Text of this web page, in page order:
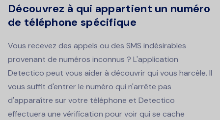
Découvrez à qui appartient un numéro
de téléphone spécifique
Vous recevez des appels ou des SMS indésirables
provenant de numéros inconnus ? L'application
Detectico peut vous aider à découvrir qui vous harcèle. Il
vous suffit d'entrer le numéro qui n'arrête pas
d'apparaître sur votre téléphone et Detectico
effectuera une vérification pour voir qui se cache